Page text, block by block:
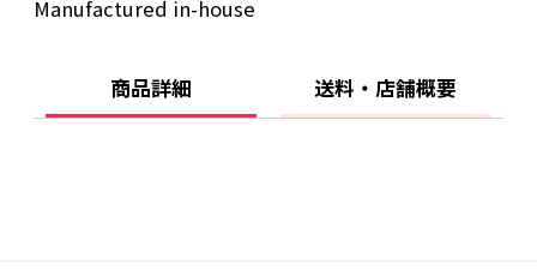
Manufactured in-house
商品詳細 送料・店舗概要